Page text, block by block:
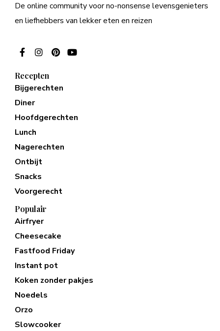
De online community voor no-nonsense levensgenieters
en liefhebbers van lekker eten en reizen
Recepten
Bijgerechten
Diner
Hoofdgerechten
Lunch
Nagerechten
Ontbijt
Snacks
Voorgerecht
Populair
Airfryer
Cheesecake
Fastfood Friday
Instant pot
Koken zonder pakjes
Noedels
Orzo
Slowcooker